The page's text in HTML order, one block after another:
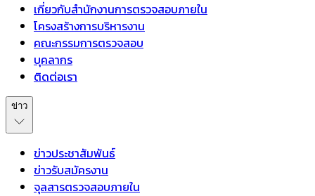
เกี่ยวกับสำนักงานการตรวจสอบภายใน
โครงสร้างการบริหารงาน
คณะกรรมการตรวจสอบ
บุคลากร
ติดต่อเรา
ข่าว
ข่าวประชาสัมพันธ์
ข่าวรับสมัครงาน
จุลสารตรวจสอบภายใน